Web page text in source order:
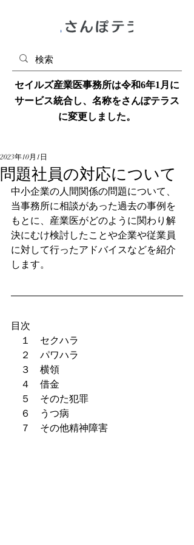
​セイルズ産業医事務所は令和6年1月に
サービス統合し、名称をさんぽテラス
に変更しました。
問題社員の対応について
2023年10月1日
中小企業の人間関係の問題について、
当事務所に相談があった過去の事例を
もとに、産業医がどのように関わり解
決にむけ検討したことや企業や従業員
に対して行ったアドバイスなどを紹介
します。
目次
１　セクハラ
２　パワハラ
３　横領
４　借金
５　そのた犯罪
６　うつ病
７　その他精神障害